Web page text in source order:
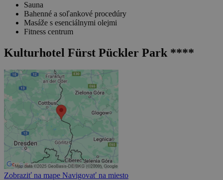
Sauna
Bahenné a soľankové procedúry
Masáže s esenciálnymi olejmi
Fitness centrum
Kulturhotel Fürst Pückler Park ****
Zobraziť na mape Navigovať na miesto